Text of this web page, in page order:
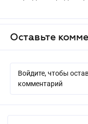
Оставьте
Войдите, чтобы
комментарий